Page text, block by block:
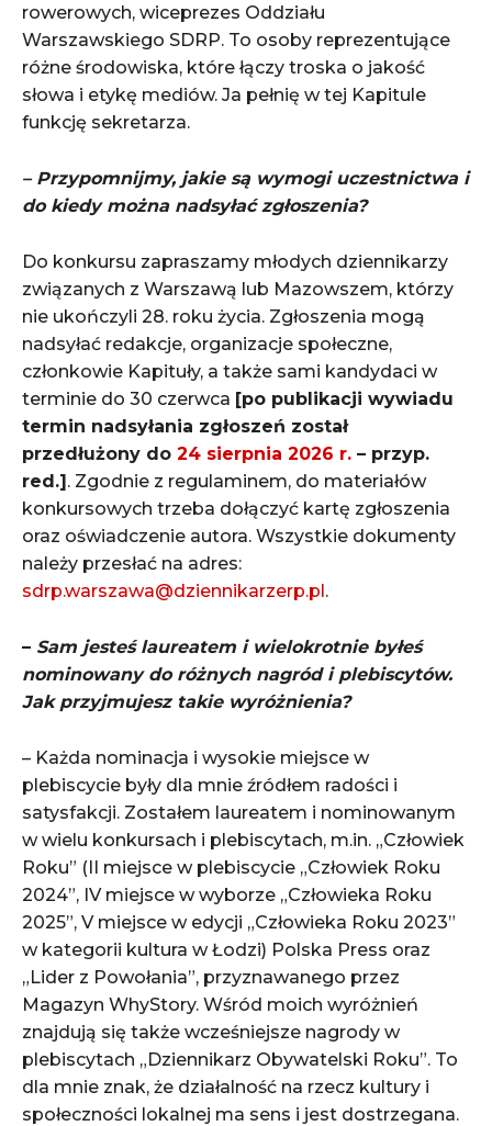
rowerowych, wiceprezes Oddziału
Warszawskiego SDRP. To osoby reprezentujące
różne środowiska, które łączy troska o jakość
słowa i etykę mediów. Ja pełnię w tej Kapitule
funkcję sekretarza.
– Przypomnijmy, jakie są wymogi uczestnictwa i
do kiedy można nadsyłać zgłoszenia?
Do konkursu zapraszamy młodych dziennikarzy
związanych z Warszawą lub Mazowszem, którzy
nie ukończyli 28. roku życia. Zgłoszenia mogą
nadsyłać redakcje, organizacje społeczne,
członkowie Kapituły, a także sami kandydaci w
terminie do 30 czerwca [po publikacji wywiadu
termin nadsyłania zgłoszeń został
przedłużony do 24 sierpnia 2026 r. – przyp.
red.]. Zgodnie z regulaminem, do materiałów
konkursowych trzeba dołączyć kartę zgłoszenia
oraz oświadczenie autora. Wszystkie dokumenty
należy przesłać na adres:
sdrp.warszawa@dziennikarzerp.pl.
– Sam jesteś laureatem i wielokrotnie byłeś
nominowany do różnych nagród i plebiscytów.
Jak przyjmujesz takie wyróżnienia?
– Każda nominacja i wysokie miejsce w
plebiscycie były dla mnie źródłem radości i
satysfakcji. Zostałem laureatem i nominowanym
w wielu konkursach i plebiscytach, m.in. „Człowiek
Roku” (II miejsce w plebiscycie „Człowiek Roku
2024”, IV miejsce w wyborze „Człowieka Roku
2025”, V miejsce w edycji „Człowieka Roku 2023”
w kategorii kultura w Łodzi) Polska Press oraz
„Lider z Powołania”, przyznawanego przez
Magazyn WhyStory. Wśród moich wyróżnień
znajdują się także wcześniejsze nagrody w
plebiscytach „Dziennikarz Obywatelski Roku”. To
dla mnie znak, że działalność na rzecz kultury i
społeczności lokalnej ma sens i jest dostrzegana.